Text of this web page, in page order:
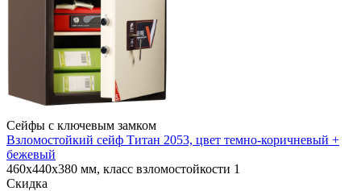
Сейфы с ключевым замком
Взломостойкий сейф Титан 2053, цвет темно-коричневый +
бежевый
460x440x380 мм, класс взломостойкости 1
Скидка